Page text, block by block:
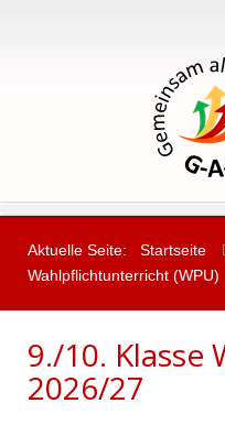
Aktuelle Seite: Startseite
Wahlpflichtunterricht (WPU)
9./10. Klasse
2026/27